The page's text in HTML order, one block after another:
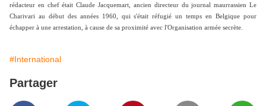
rédacteur en chef était Claude Jacquemart, ancien directeur du journal maurrassien Le
Charivari au début des années 1960, qui s'était réfugié un temps en Belgique pour
échapper à une arrestation, à cause de sa proximité avec l'Organisation armée secrète.
#International
Partager